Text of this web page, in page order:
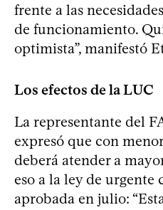
frente a las
de funcionamiento.
optimista”, manifestó
Los efectos de la LUC
La representante del
expresó que con
deberá atender a
eso a la ley de
aprobada en julio: